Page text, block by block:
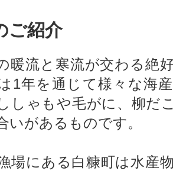
ご紹介
暖流と寒流が交わる絶
1年を通じて様々な海
しゃもや毛がに、柳だ
いがあるものです。
場にある白糠町は水産